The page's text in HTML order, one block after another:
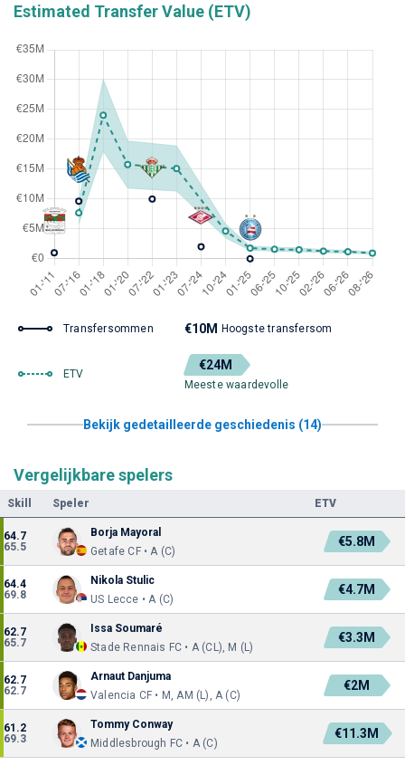
Estimated Transfer Value (ETV)
Transfersommen €10M Hoogste transfersom
ETV
€24M
Meeste waardevolle
Bekijk gedetailleerde geschiedenis (14)
Vergelijkbare spelers
Skill Speler ETV
64.7
65.5
Borja Mayoral
Getafe CF • A (C)
€5.8M
64.4
69.8
Nikola Stulic
US Lecce • A (C)
€4.7M
62.7
65.7
Issa Soumaré
Stade Rennais FC • A (CL), M (L)
€3.3M
62.7
62.7
Arnaut Danjuma
Valencia CF • M, AM (L), A (C)
€2M
61.2
69.3
Tommy Conway
Middlesbrough FC • A (C)
€11.3M